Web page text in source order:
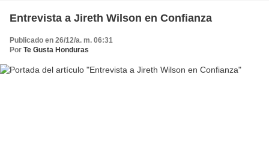
Entrevista a Jireth Wilson en Confianza
Publicado en 26/12/a. m. 06:31
Por Te Gusta Honduras